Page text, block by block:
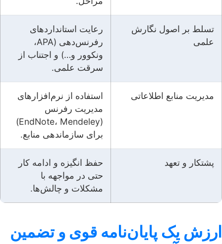
تسلط بر اصول نگارش
علمی
رعایت استانداردهای
رفرنس‌دهی (APA،
ونکوور و…) و اجتناب از
سرقت علمی.
مدیریت منابع اطلاعاتی
استفاده از نرم‌افزارهای
مدیریت رفرنس
(EndNote، Mendeley)
برای سازماندهی منابع.
پشتکار و تعهد
حفظ انگیزه و ادامه کار
حتی در مواجهه با
مشکلات و چالش‌ها.
ارزش یک پایان‌نامه قوی و تضمین